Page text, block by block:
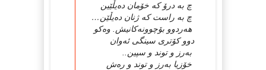
چ بە درۆ كە خۆمان دەیڵێین
چ بە راست كە ژنان دەیڵێن…
هەردوو بۆچوونەكانیش. وەكو
دوو كۆتری سینگی ئەوان
بەرز و توند و سپین..
خۆزیا بەرز و توند و رەش